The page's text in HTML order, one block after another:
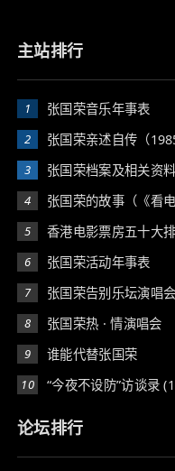
主站排行
1 张国荣音乐年事表
2
张国荣亲述自传（
3
张国荣档案及相关资料
4
张国荣的故事（《看
5
香港电影票房五十大排行
6
张国荣活动年事表
7
张国荣告别乐坛演唱会
8
张国荣热 · 情演唱会
9
谁能代替张国荣
10
“今夜不设防”访谈录
论坛排行